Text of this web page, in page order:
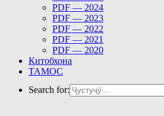
PDF — 2024
PDF — 2023
PDF — 2022
PDF — 2021
PDF — 2020
Китобхона
ТАМОС
Search for: